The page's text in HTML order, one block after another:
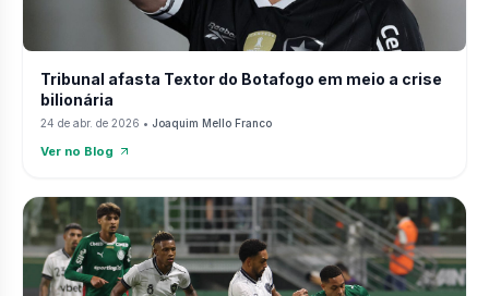
Tribunal afasta Textor do Botafogo em meio a crise
bilionária
24 de abr. de 2026 • Joaquim Mello Franco
Ver no Blog